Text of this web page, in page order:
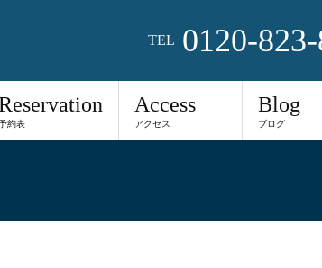
TEL 0120-
約表
Access
アクセス
Blog
ブログ